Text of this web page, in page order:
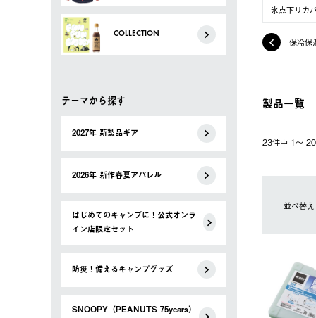
COLLECTION
テーマから探す
2027年 新製品ギア
2026年 新作春夏アパレル
はじめてのキャンプに！公式オンラ
イン店限定セット
防災！備えるキャンプグッズ
SNOOPY（PEANUTS 75years）
氷点下リカ
保冷保
製品一覧
23件中 1〜
並べ替え